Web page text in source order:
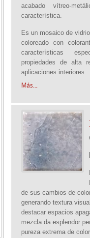
acabado vítreo-
característica.
Es un mosaico de
coloreado con
características
propiedades de alta
aplicaciones interiores.
Más...
de sus cambios de
generando textura
destacar espacios
mezcla da esplendor
pureza extrema de